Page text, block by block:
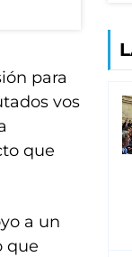
para
vos
que
a un
que